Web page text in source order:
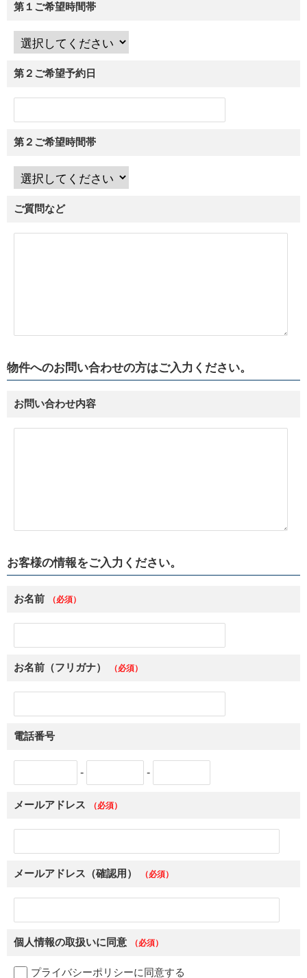
第１ご希望時間帯
第２ご希望予約日
第２ご希望時間帯
ご質問など
物件へのお問い合わせの方はご入力ください。
お問い合わせ内容
お客様の情報をご入力ください。
お名前 （必須）
お名前（フリガナ） （必須）
電話番号
- -
メールアドレス （必須）
メールアドレス（確認用） （必須）
個人情報の取扱いに同意 （必須）
プライバシーポリシーに同意する